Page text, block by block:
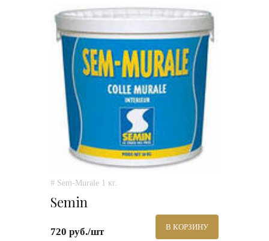
# Sem-Murale 1 кг.
Semin
720 руб./шт В КОРЗИНУ